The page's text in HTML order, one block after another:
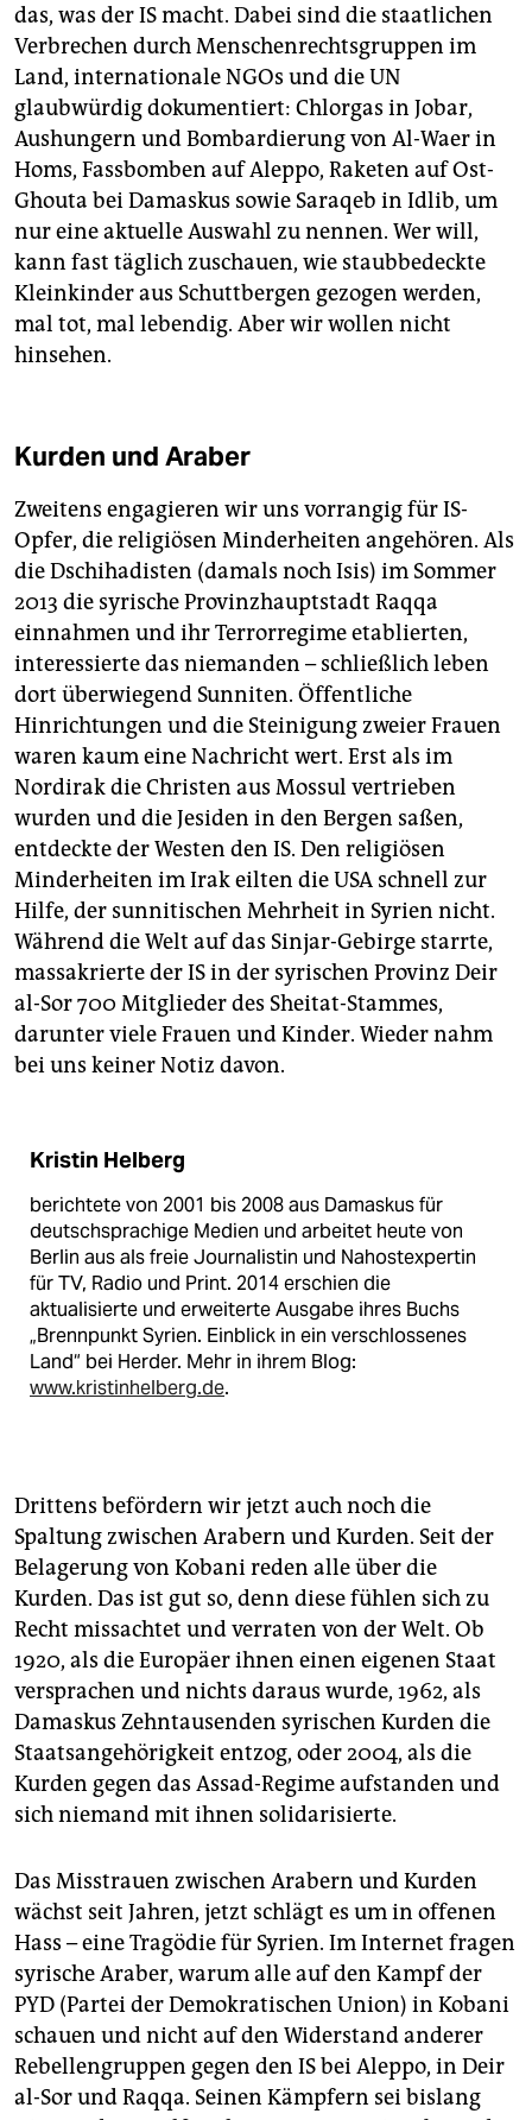
das, was der IS macht. Dabei sind die staatlichen
Verbrechen durch Menschenrechtsgruppen im
Land, internationale NGOs und die UN
glaubwürdig dokumentiert: Chlorgas in Jobar,
Aushungern und Bombardierung von Al-Waer in
Homs, Fassbomben auf Aleppo, Raketen auf Ost-
Ghouta bei Damaskus sowie Saraqeb in Idlib, um
nur eine aktuelle Auswahl zu nennen. Wer will,
kann fast täglich zuschauen, wie staubbedeckte
Kleinkinder aus Schuttbergen gezogen werden,
mal tot, mal lebendig. Aber wir wollen nicht
hinsehen.
Kurden und Araber
Zweitens engagieren wir uns vorrangig für IS-
Opfer, die religiösen Minderheiten angehören. Als
die Dschihadisten (damals noch Isis) im Sommer
2013 die syrische Provinzhauptstadt Raqqa
einnahmen und ihr Terrorregime etablierten,
interessierte das niemanden – schließlich leben
dort überwiegend Sunniten. Öffentliche
Hinrichtungen und die Steinigung zweier Frauen
waren kaum eine Nachricht wert. Erst als im
Nordirak die Christen aus Mossul vertrieben
wurden und die Jesiden in den Bergen saßen,
entdeckte der Westen den IS. Den religiösen
Minderheiten im Irak eilten die USA schnell zur
Hilfe, der sunnitischen Mehrheit in Syrien nicht.
Während die Welt auf das Sinjar-Gebirge starrte,
massakrierte der IS in der syrischen Provinz Deir
al-Sor 700 Mitglieder des Sheitat-Stammes,
darunter viele Frauen und Kinder. Wieder nahm
bei uns keiner Notiz davon.
Kristin Helberg
berichtete von 2001 bis 2008 aus Damaskus für
deutschsprachige Medien und arbeitet heute von
Berlin aus als freie Journalistin und Nahostexpertin
für TV, Radio und Print. 2014 erschien die
aktualisierte und erweiterte Ausgabe ihres Buchs
„Brennpunkt Syrien. Einblick in ein verschlossenes
Land“ bei Herder. Mehr in ihrem Blog:
www.kristinhelberg.de.
Drittens befördern wir jetzt auch noch die
Spaltung zwischen Arabern und Kurden. Seit der
Belagerung von Kobani reden alle über die
Kurden. Das ist gut so, denn diese fühlen sich zu
Recht missachtet und verraten von der Welt. Ob
1920, als die Europäer ihnen einen eigenen Staat
versprachen und nichts daraus wurde, 1962, als
Damaskus Zehntausenden syrischen Kurden die
Staatsangehörigkeit entzog, oder 2004, als die
Kurden gegen das Assad-Regime aufstanden und
sich niemand mit ihnen solidarisierte.
Das Misstrauen zwischen Arabern und Kurden
wächst seit Jahren, jetzt schlägt es um in offenen
Hass – eine Tragödie für Syrien. Im Internet fragen
syrische Araber, warum alle auf den Kampf der
PYD (Partei der Demokratischen Union) in Kobani
schauen und nicht auf den Widerstand anderer
Rebellengruppen gegen den IS bei Aleppo, in Deir
al-Sor und Raqqa. Seinen Kämpfern sei bislang